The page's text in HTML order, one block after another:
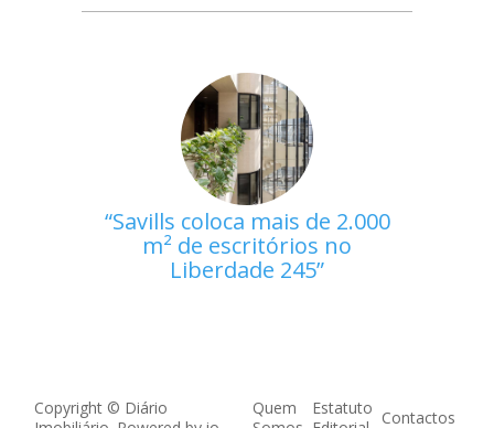
Savills coloca mais de 2.000
m² de escritórios no
Liberdade 245
Copyright © Diário
Quem
Estatuto Contactos